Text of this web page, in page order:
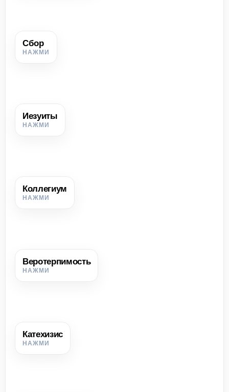
Сбор
Кальвинистская религиозная община и её храм.
Иезуиты
Члены католического ордена, активно участвовавшие в
Коллегиум
Среднее учебное заведение, создававшееся иезуитами.
Веротерпимость
Признание права людей исповедовать разные религии.
Катехизис